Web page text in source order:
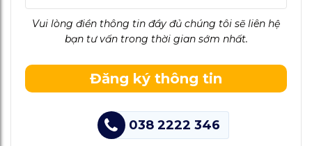
Vui lòng điền thông tin đầy đủ chúng tôi sẽ liên hệ
bạn tư vấn trong thời gian sớm nhất.
Đăng ký thông tin
038 2222 346